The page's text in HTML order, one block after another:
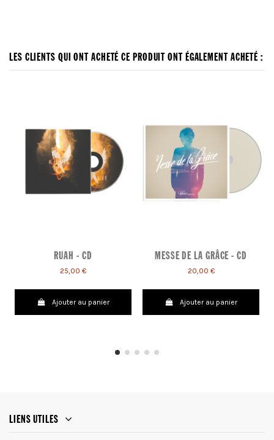
LES CLIENTS QUI ONT ACHETÉ CE PRODUIT ONT ÉGALEMENT ACHETÉ :
RUAH - CD
25,00 €
Ajouter au panier
MESSE DE LA GRÂCE - CD
20,00 €
Ajouter au panier
LIENS UTILES